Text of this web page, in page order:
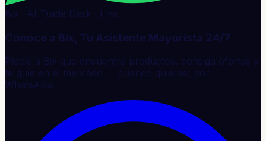
Bix · AI Trade Desk · Live
Conoce a Bix, Tu Asistente Mayorista 24/7
Pídele a Bix que encuentre productos, consiga ofertas y
te guíe en el mercado — cuando quieras, por
WhatsApp.